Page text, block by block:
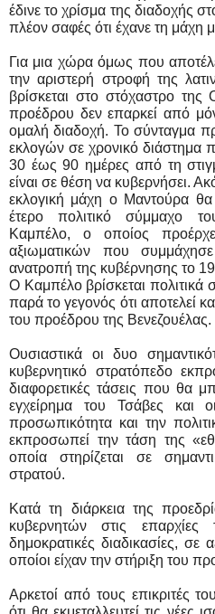
έδινε το χρίσμα της διαδοχής
πλέον σαφές ότι έχανε τη μάχη
Για μια χώρα όμως που
την αριστερή στροφή της
βρίσκεται στο στόχαστρο της
προέδρου δεν επαρκεί από
ομαλή διαδοχή. Το σύνταγμα
εκλογών σε χρονικό διάστημα
30 έως 90 ημέρες από τη
είναι σε θέση να κυβερνήσει.
εκλογική μάχη ο Μαντούρα θα
έτερο πολιτικό σύμμαχο
Καμπέλο, ο οποίος
αξιωματικών που
ανατροπή της κυβέρνησης το
Ο Καμπέλο βρίσκεται πολιτικά
παρά το γεγονός ότι αποτελεί
του προέδρου της Βενεζουέλας.
Ουσιαστικά οι δυο
κυβερνητικό στρατόπεδο
διαφορετικές τάσεις που θα
εγχείρημα του Τσάβες και
προσωπικότητα και την
εκπροσωπεί την τάση της
οποία στηρίζεται σε
στρατού.
Κατά τη διάρκεια της
κυβερνητών στις
δημοκρατικές διαδικασίες, σε
οποίοι είχαν την στήριξη του
Αρκετοί από τους επικριτές